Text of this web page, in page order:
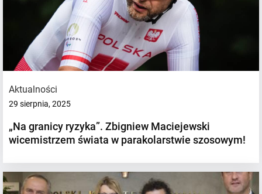
Aktualności
29 sierpnia, 2025
„Na granicy ryzyka”. Zbigniew Maciejewski
wicemistrzem świata w parakolarstwie szosowym!